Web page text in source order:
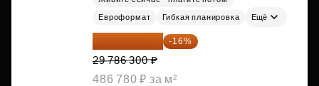
Евроформат Гибкая планировка Ещё
25 020 492 ₽ -16%
29 786 300 ₽
486 780 ₽ за м²